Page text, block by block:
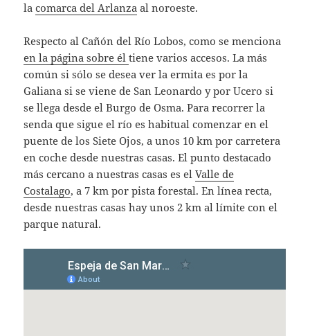
lacomarca del Arlanza al noroeste.
Respecto al Cañón del Río Lobos, como se menciona
en la página sobre éltiene varios accesos. La más
común si sólo se desea ver la ermita es por la
Galiana si se viene de San Leonardo y por Ucero si
se llega desde el Burgo de Osma. Para recorrer la
senda que sigue el río es habitual comenzar en el
puente de los Siete Ojos, a unos 10 km por carretera
en coche desde nuestras casas. El punto destacado
más cercano a nuestras casas es elValle de
Costalago, a 7 km por pista forestal. En línea recta,
desde nuestras casas hay unos 2 km al límite con el
parque natural.